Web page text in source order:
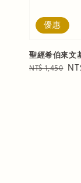
優惠
聖經希伯來文
Regular
NT$ 1,450